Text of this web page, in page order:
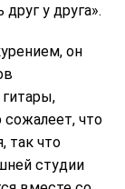
у друга».
он
сожалеет, что
так что
студии